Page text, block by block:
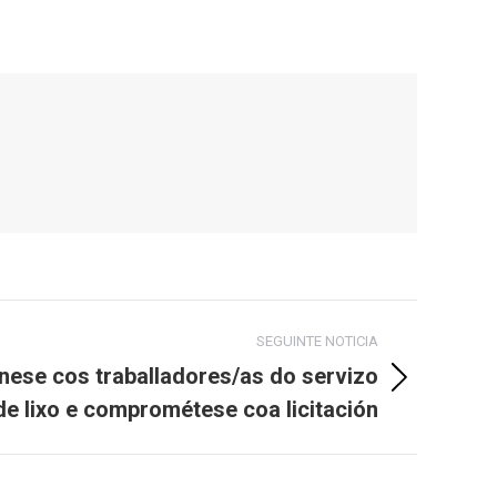
SEGUINTE NOTICIA
cos traballadores/as do servizo
lixo e comprométese coa licitación